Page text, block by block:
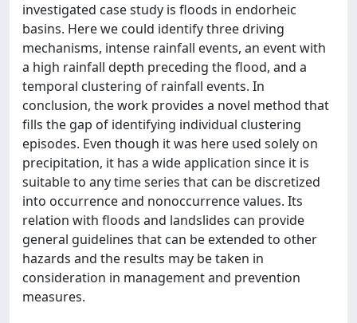
investigated case study is floods in endorheic
basins. Here we could identify three driving
mechanisms, intense rainfall events, an event with
a high rainfall depth preceding the flood, and a
temporal clustering of rainfall events. In
conclusion, the work provides a novel method that
fills the gap of identifying individual clustering
episodes. Even though it was here used solely on
precipitation, it has a wide application since it is
suitable to any time series that can be discretized
into occurrence and nonoccurrence values. Its
relation with floods and landslides can provide
general guidelines that can be extended to other
hazards and the results may be taken in
consideration in management and prevention
measures.